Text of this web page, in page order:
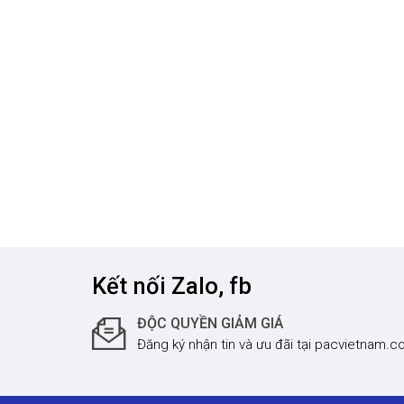
Kết nối Zalo, fb
ĐỘC QUYỀN GIẢM GIÁ
Đăng ký nhận tin và ưu đãi tại